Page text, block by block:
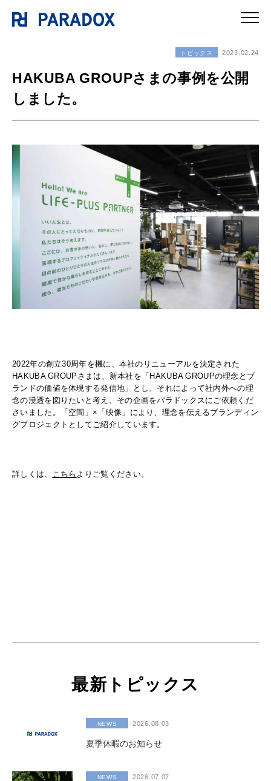
トピックス 2023.02.24
HAKUBA GROUPさまの事例を公開
しました。
2022年の創立30周年を機に、本社のリニューアルを決定された
HAKUBA GROUPさまは、新本社を「HAKUBA GROUPの理念とブ
ランドの価値を体現する発信地」とし、それによって社内外への理
念の浸透を図りたいと考え、その企画をパラドックスにご依頼くだ
さいました。「空間」×「映像」により、理念を伝えるブランディン
グプロジェクトとしてご紹介しています。
詳しくは、 こちら よりご覧ください。
最新トピックス
NEWS 2026.08.03
夏季休暇のお知らせ
NEWS 2026.07.07